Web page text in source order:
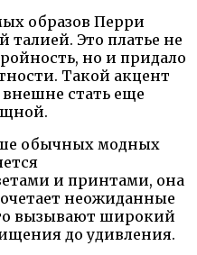
образов Перри
талией. Это платье не
но и придало
Такой акцент
внешне стать еще
обычных модных
и принтами, она
неожиданные
вызывают широкий
до удивления.